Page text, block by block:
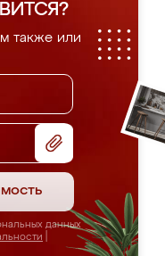
также или
данных